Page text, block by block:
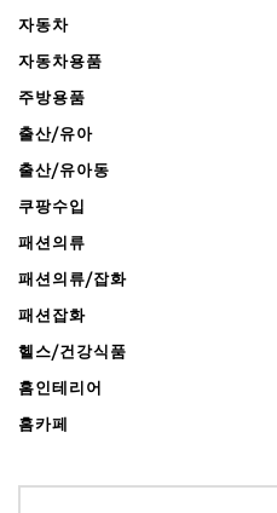
자동차
자동차용품
주방용품
출산/유아
출산/유아동
쿠팡수입
패션의류
패션의류/잡화
패션잡화
헬스/건강식품
홈인테리어
홈카페